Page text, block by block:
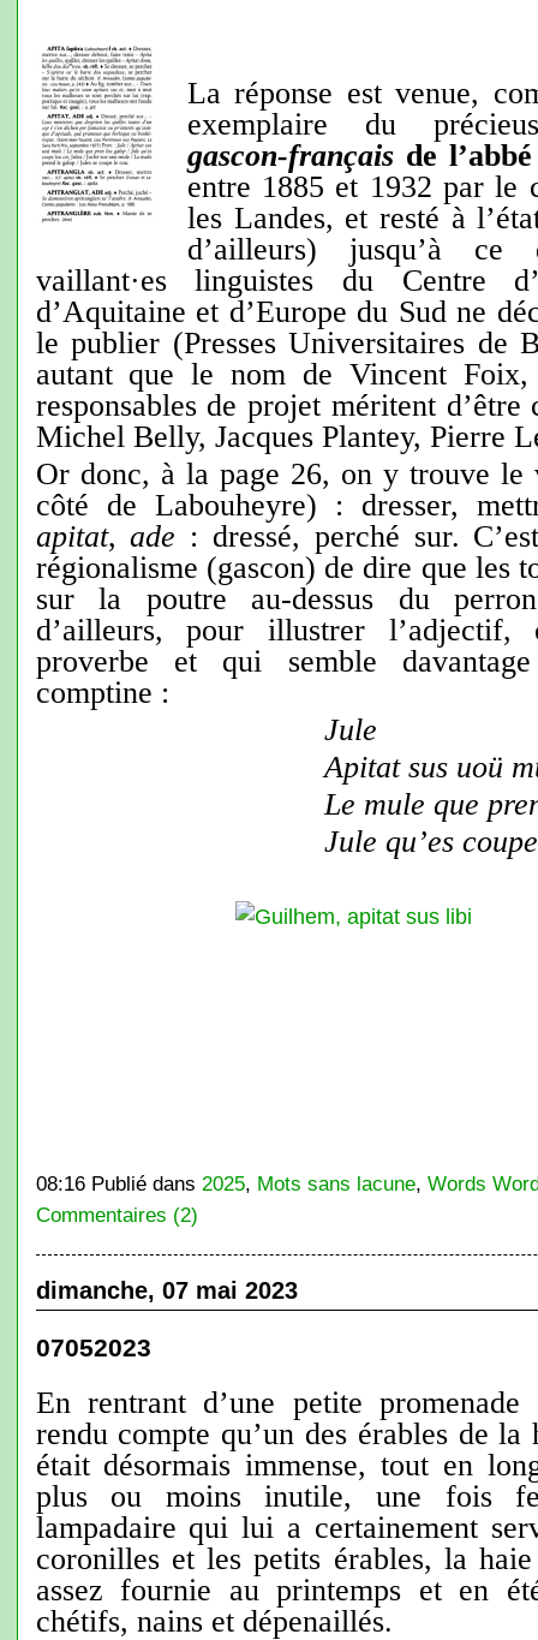
La réponse est venue,
exemplaire du
gascon-françaisde
entre 1885 et 1932 par le
les Landes, et resté à
d’ailleurs) jusqu’à ce
vaillant·es linguistes du Centre
d’Aquitaine et d’Europe du Sud ne
le publier (Presses Universitaires de
autant que le nom de Vincent
responsables de projet méritent d’être
Michel Belly, Jacques Plantey, Pierre
Or donc, à la page 26, on y trouve
côté de Labouheyre) : dresser,
apitat,ade : dressé, perché sur.
régionalisme (gascon) de dire que les
sur la poutre au-dessus du
d’ailleurs, pour illustrer
proverbe et qui semble
comptine :
Jule
Apitat sus uoü
Le mule que
Jule qu’es
08:16 Publié dans 2025, Mots sans lacune, Words
Commentaires (2)
dimanche, 07 mai 2023
07052023
En rentrant d’une petite
rendu compte qu’un des érables de
était désormais immense, tout en
plus ou moins inutile, une fois
lampadaire qui lui a certainement
coronilles et les petits érables, la
assez fournie au printemps et en
chétifs, nains et dépenaillés.